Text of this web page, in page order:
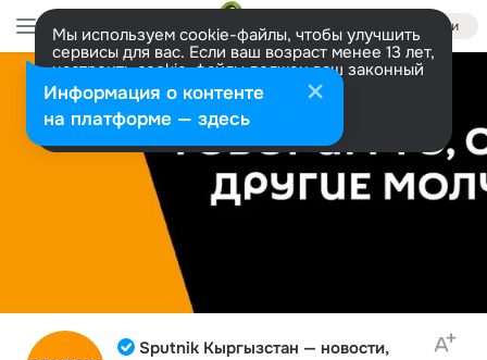
Войти
Мы используем cookie-файлы, чтобы улучшить
сервисы для вас. Если ваш возраст менее 13 лет,
настроить cookie-файлы должен ваш законный
представитель. Больше информации
Разрешить все Настроить
Sputnik Кыргызстан — новости,
Информация о контенте
на платформе — здесь